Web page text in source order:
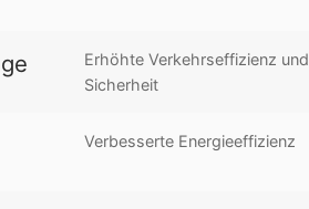
Erhöhte Verkehrseffizienz und
Sicherheit
Verbesserte Energieeffizienz